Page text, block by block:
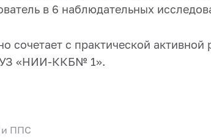
в 6 наблюдательных
сочетает с практической активной
«НИИ-ККБ№ 1».
ППС